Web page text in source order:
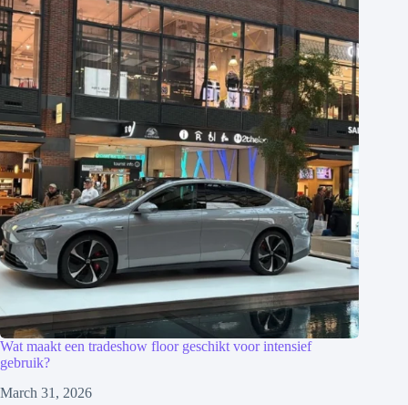
Wat maakt een tradeshow floor geschikt voor intensief
gebruik?
March 31, 2026